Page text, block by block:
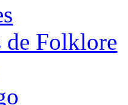
de Folklore